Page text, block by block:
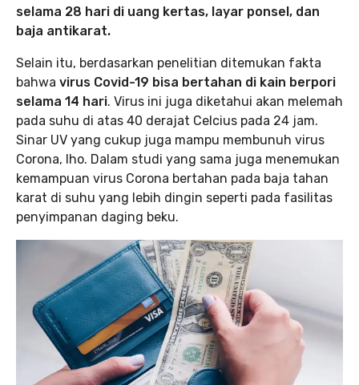
selama 28 hari di uang kertas, layar ponsel, dan
baja antikarat.
Selain itu, berdasarkan penelitian ditemukan fakta
bahwa virus Covid-19 bisa bertahan di kain berpori
selama 14 hari. Virus ini juga diketahui akan melemah
pada suhu di atas 40 derajat Celcius pada 24 jam.
Sinar UV yang cukup juga mampu membunuh virus
Corona, lho. Dalam studi yang sama juga menemukan
kemampuan virus Corona bertahan pada baja tahan
karat di suhu yang lebih dingin seperti pada fasilitas
penyimpanan daging beku.